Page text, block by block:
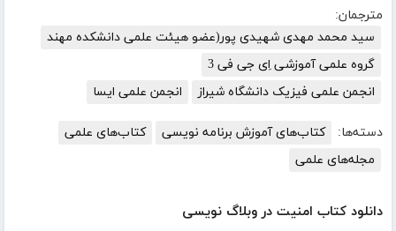
مترجمان:
سید محمد مهدی شهیدی پور(عضو هیئت علمی دانشکده مهند
گروه علمی آموزشی اِی جی فی 3
انجمن علمی فیزیک دانشگاه شیراز
انجمن علمی ایسا
دسته‌ها: کتاب‌های آموزش برنامه نویسی
کتاب‌های علمی
مجله‌های علمی
دانلود کتاب ﺍﻣﻨﻴﺖ ﺩﺭ وبلاگ نویسی